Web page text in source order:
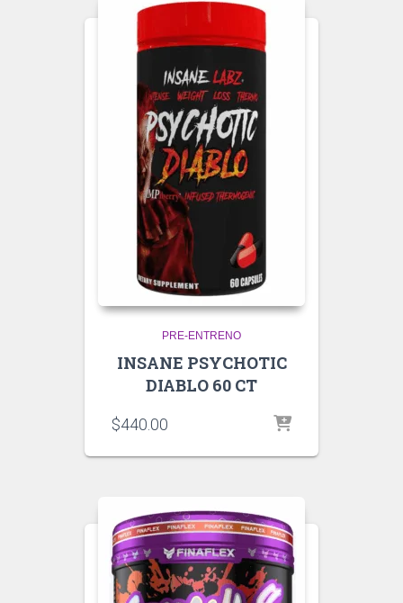
PRE-ENTRENO
INSANE PSYCHOTIC
DIABLO 60 CT
$440.00